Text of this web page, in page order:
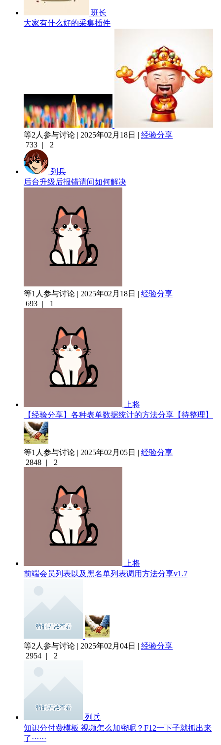
班长
大家有什么好的采集插件
等2人参与讨论 | 2025年02月18日 | 经验分享
733 | 2
列兵
后台升级后报错请问如何解决
等1人参与讨论 | 2025年02月18日 | 经验分享
693 | 1
上将
【经验分享】各种表单数据统计的方法分享【待整理】
等1人参与讨论 | 2025年02月05日 | 经验分享
2848 | 2
上将
前端会员列表以及黑名单列表调用方法分享v1.7
等2人参与讨论 | 2025年02月04日 | 经验分享
2954 | 2
列兵
知识分付费模板 视频怎么加密呢？F12一下子就抓出来
了······